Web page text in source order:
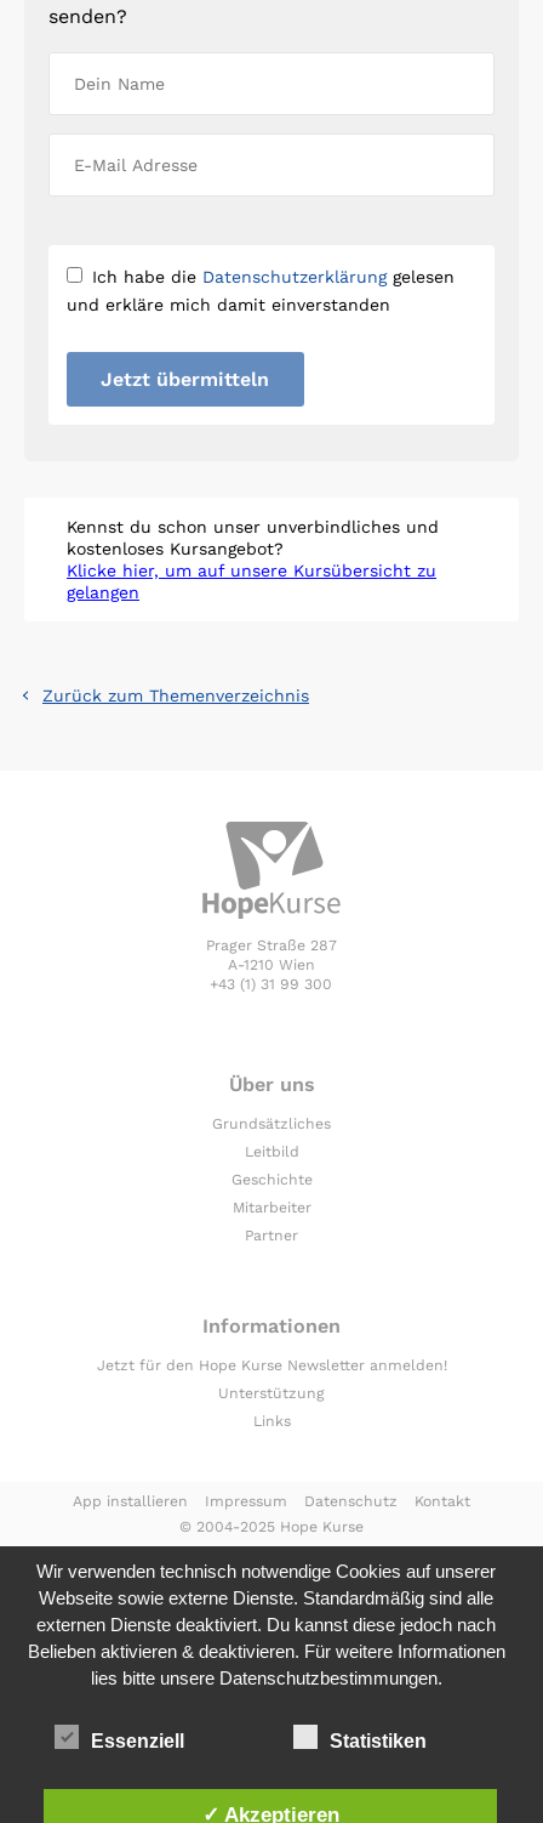
senden?
Ich habe die Datenschutzerklärunggelesen
und erkläre mich damit einverstanden
Jetzt übermitteln
Kennst du schon unser unverbindliches und
kostenloses Kursangebot?
Klicke hier, um auf unsere Kursübersicht zu
gelangen
Zurück zum Themenverzeichnis
Prager Straße 287
A-1210 Wien
+43 (1) 31 99 300
Über uns
Grundsätzliches
Leitbild
Geschichte
Mitarbeiter
Partner
Informationen
Jetzt für den Hope Kurse Newsletter anmelden!
Unterstützung
Links
© 2004-2025 Hope Kurse
App installieren Impressum Datenschutz Kontakt
Wir verwenden technisch notwendige Cookies auf unserer
Webseite sowie externe Dienste. Standardmäßig sind alle
externen Dienste deaktiviert. Du kannst diese jedoch nach
Belieben aktivieren & deaktivieren. Für weitere Informationen
lies bitte unsere Datenschutzbestimmungen.
Essenziell Statistiken
✓ Akzeptieren